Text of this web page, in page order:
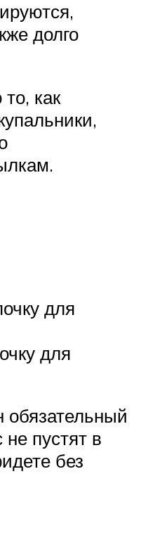
долго
как
для
для
пустят в
без